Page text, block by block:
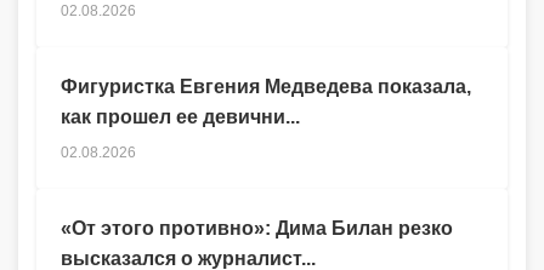
02.08.2026
Фигуристка Евгения Медведева показала,
как прошел ее девични...
02.08.2026
«От этого противно»: Дима Билан резко
высказался о журналист...